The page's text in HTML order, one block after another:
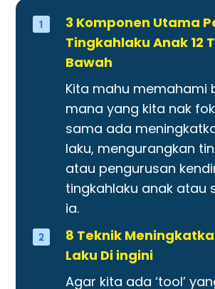
3 Komponen Utama
Tingkahlaku Anak 12
Bawah
Kita mahu memahami
mana yang kita nak
sama ada
laku, mengurangkan
atau pengurusan
tingkahlaku anak atau
ia.
8 Teknik
Laku Di ingini
Agar kita ada ‘tool’